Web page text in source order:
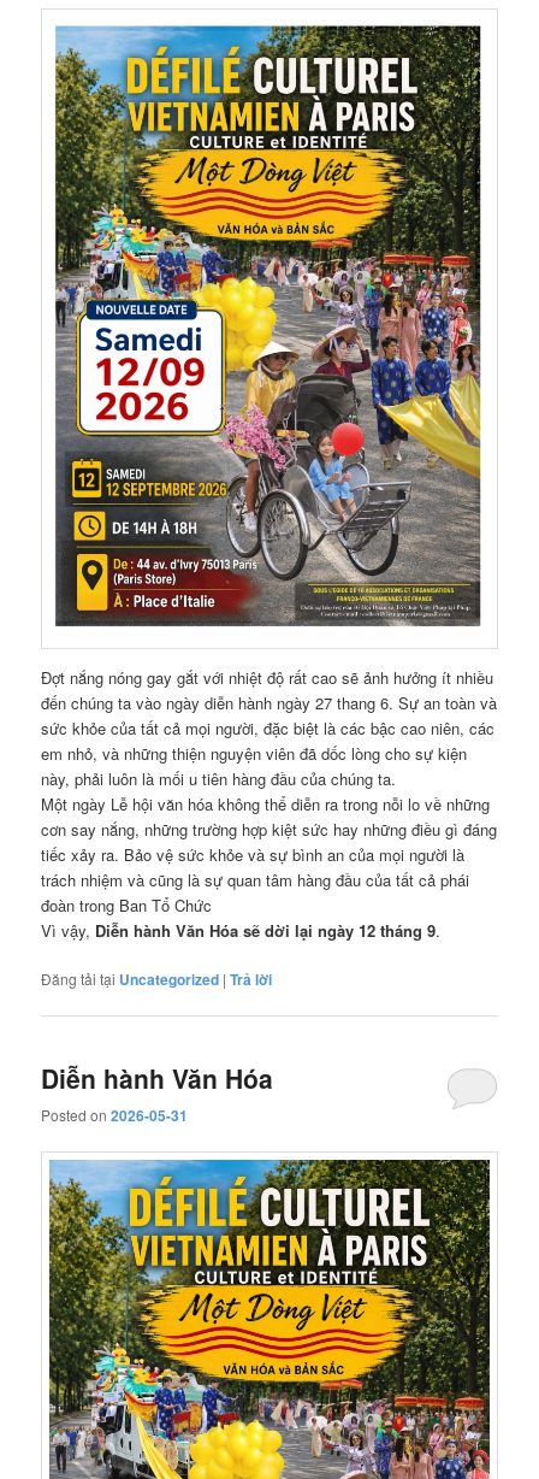
Đợt nắng nóng gay gắt với nhiệt độ rất cao sẽ ảnh hưởng ít nhiều
đến chúng ta vào ngày diễn hành ngày 27 thang 6. Sự an toàn và
sức khỏe của tất cả mọi người, đặc biệt là các bậc cao niên, các
em nhỏ, và những thiện nguyện viên đã dốc lòng cho sự kiện
này, phải luôn là mối u tiên hàng đầu của chúng ta.
Một ngày Lễ hội văn hóa không thể diễn ra trong nỗi lo về những
cơn say nắng, những trường hợp kiệt sức hay những điều gì đáng
tiếc xảy ra. Bảo vệ sức khỏe và sự bình an của mọi người là
trách nhiệm và cũng là sự quan tâm hàng đầu của tất cả phái
đoàn trong Ban Tổ Chức
Vì vậy, Diễn hành Văn Hóa sẽ dời lại ngày 12 tháng 9.
Đăng tải tại Uncategorized |Trả lời
Diễn hành Văn Hóa
Posted on2026-05-31